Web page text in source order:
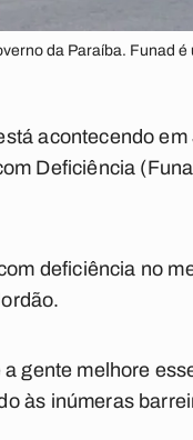
da Paraíba. Funad
acontecendo
Deficiência
deficiência no
gente melhore
às inúmeras